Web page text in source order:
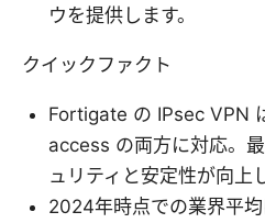
ウを提供します。
クイックファクト
Fortigate の IPsec VPN
access の両方に対応。
ュリティと安定性が向上
2024年時点での業界平